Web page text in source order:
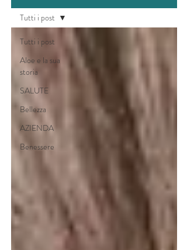
Tutti i post
Aloe e la sua
storia
SALUTE
Bellezza
AZIENDA
Benessere
Tutti i post